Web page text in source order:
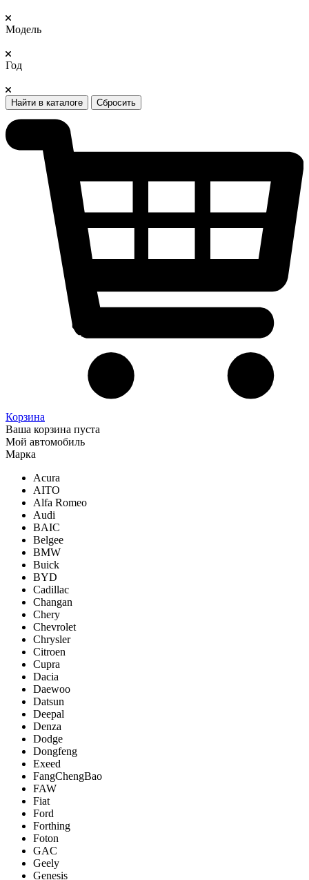
Модель
Год
Найти в каталоге Сбросить
Корзина
Ваша корзина пуста
Мой автомобиль
Марка
Acura
AITO
Alfa Romeo
Audi
BAIC
Belgee
BMW
Buick
BYD
Cadillac
Changan
Chery
Chevrolet
Chrysler
Citroen
Cupra
Dacia
Daewoo
Datsun
Deepal
Denza
Dodge
Dongfeng
Exeed
FangChengBao
FAW
Fiat
Ford
Forthing
Foton
GAC
Geely
Genesis